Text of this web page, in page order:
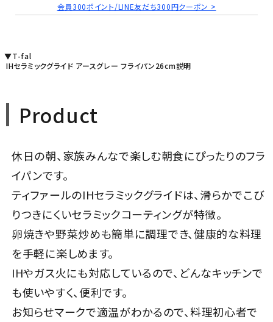
会員300ポイント/LINE友だち300円クーポン >
▼T-fal
IHセラミックグライド アースグレー フライパン26cm説明
Product
休日の朝、家族みんなで楽しむ朝食にぴったりのフラ
イパンです。
ティファールのIHセラミックグライドは、滑らかでこび
りつきにくいセラミックコーティングが特徴。
卵焼きや野菜炒めも簡単に調理でき、健康的な料理
を手軽に楽しめます。
IHやガス火にも対応しているので、どんなキッチンで
も使いやすく、便利です。
お知らせマークで適温がわかるので、料理初心者で